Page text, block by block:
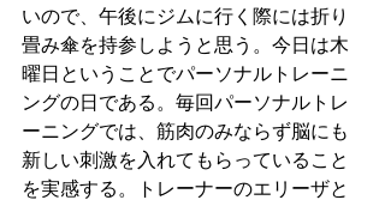
いので、午後にジムに行く際には折り
畳み傘を持参しようと思う。今日は木
曜日ということでパーソナルトレーニ
ングの日である。毎回パーソナルトレ
ーニングでは、筋肉のみならず脳にも
新しい刺激を入れてもらっていること
を実感する。トレーナーのエリーザと